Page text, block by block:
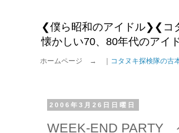
❮僕ら昭和のアイドル❯❮コ
懐かしい70、80年代のアイ
ホームページ → ｜ コタヌキ探検隊の古
2006年3月26日日曜日
WEEK-END